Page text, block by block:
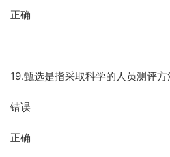
正确
19.甄选是指采取科学的人员测评
错误
正确